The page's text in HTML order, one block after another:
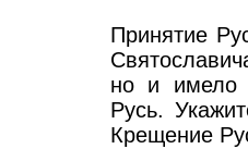
Принятие
но и имело
Русь.
Крещение